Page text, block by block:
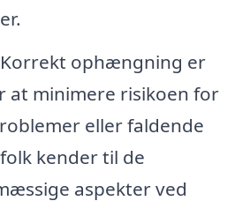
Korrekt ophængning er
at minimere risikoen for
eller faldende
kender til de
aspekter ved